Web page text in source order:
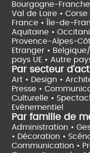
Bourgogne-
Val de Loire • Corse
France •
Île-de-
Aquitaine •
Provence-Alpes-
Etranger •
pays UE • Autre
Par secteur
Art • Design •
Presse •
Culturelle •
Evènementiel
Par famille de
Administration •
• Décoration •
Communication •